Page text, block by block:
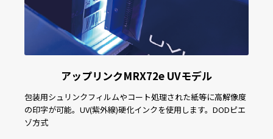
アップリンクMRX72e UVモデル
包装用シュリンクフィルムやコート処理された紙等に高解像度
の印字が可能。UV(紫外線)硬化インクを使用します。DODピエ
ゾ方式